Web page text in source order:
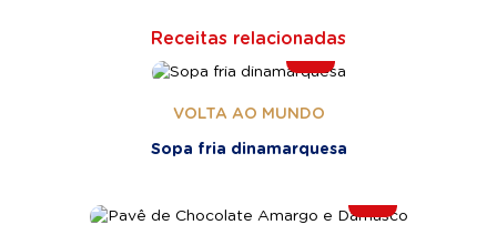
Receitas relacionadas
VOLTA AO MUNDO
Sopa fria dinamarquesa